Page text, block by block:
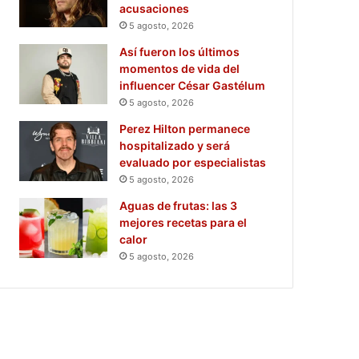
acusaciones
5 agosto, 2026
Así fueron los últimos
momentos de vida del
influencer César Gastélum
5 agosto, 2026
Perez Hilton permanece
hospitalizado y será
evaluado por especialistas
5 agosto, 2026
Aguas de frutas: las 3
mejores recetas para el
calor
5 agosto, 2026